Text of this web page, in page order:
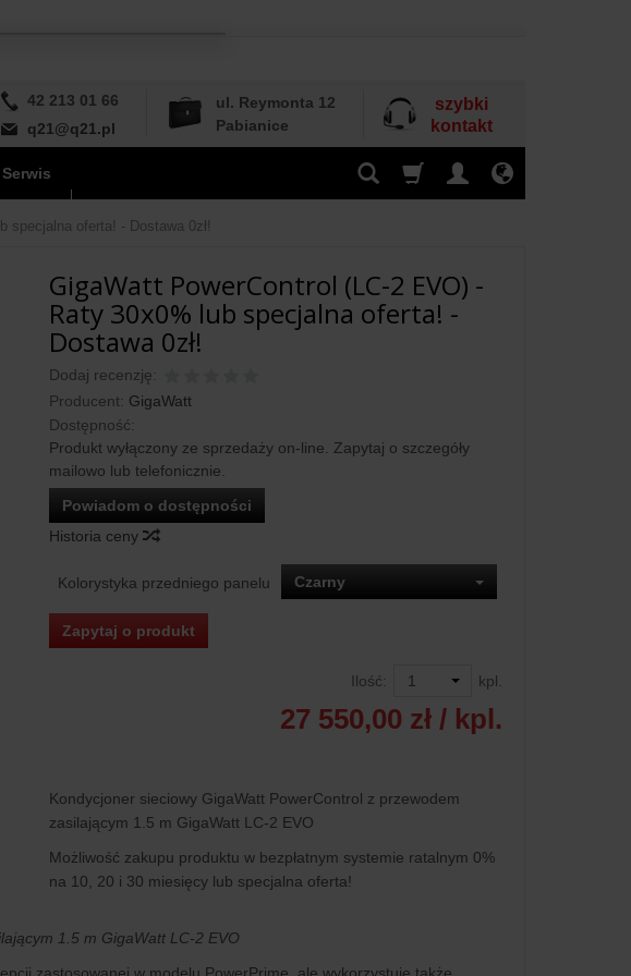
42 213 01 66
q21@q21.pl
ul. Reymonta 12
Pabianice
szybki
kontakt
Serwis
specjalna oferta! - Dostawa 0zł!
GigaWatt PowerControl (LC-2 EVO) -
Raty 30x0% lub specjalna oferta! -
Dostawa 0zł!
Dodaj recenzję:
Producent: GigaWatt
Dostępność:
Produkt wyłączony ze sprzedaży on-line. Zapytaj o szczegóły
mailowo lub telefonicznie.
Powiadom o dostępności
Historia ceny
Kolorystyka przedniego panelu Czarny
Zapytaj o produkt
Ilość: kpl.
27 550,00 zł/ kpl.
Kondycjoner sieciowy GigaWatt PowerControl z przewodem
zasilającym 1.5 m GigaWatt LC-2 EVO
Możliwość zakupu produktu w bezpłatnym systemie ratalnym 0%
na 10, 20 i 30 miesięcy lub specjalna oferta!
1.5 m GigaWatt LC-2 EVO
zastosowanej w modelu PowerPrime, ale wykorzystuje także